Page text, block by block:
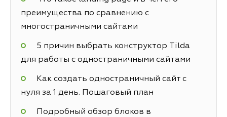
преимущества по сравнению с
многостраничными сайтами
5 причин выбрать конструктор Tilda
для работы с одностраничными сайтами
Как создать одностраничный сайт с
нуля за 1 день. Пошаговый план
Подробный обзор блоков в